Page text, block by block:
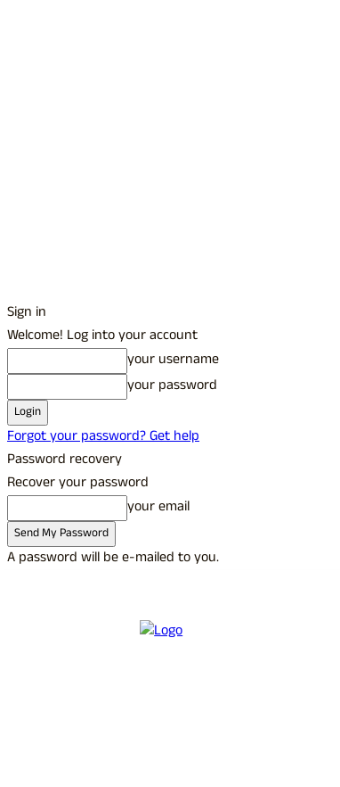
Sign in
Welcome! Log into your account
your username
your password
Forgot your password? Get help
Password recovery
Recover your password
your email
A password will be e-mailed to you.